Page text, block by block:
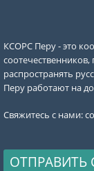
КСОРС Перу - это
распространять
Перу работают на
Свяжитесь с нами: